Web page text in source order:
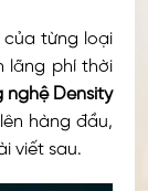
của từng loại
lãng phí thời
nghệ Density
hàng đầu,
viết sau.